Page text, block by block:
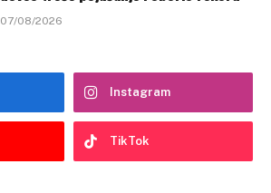
07/08/2026
Instagram
TikTok